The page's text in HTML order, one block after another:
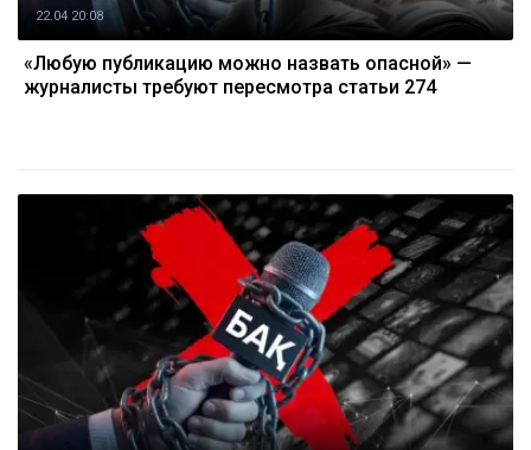
22.04 20:08
«Любую публикацию можно назвать опасной» —
журналисты требуют пересмотра статьи 274